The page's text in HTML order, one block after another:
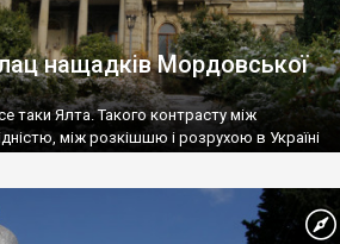
нащадків Мордовської
таки Ялта. Такого контрасту між
між розкішшю і розрухою в Україні